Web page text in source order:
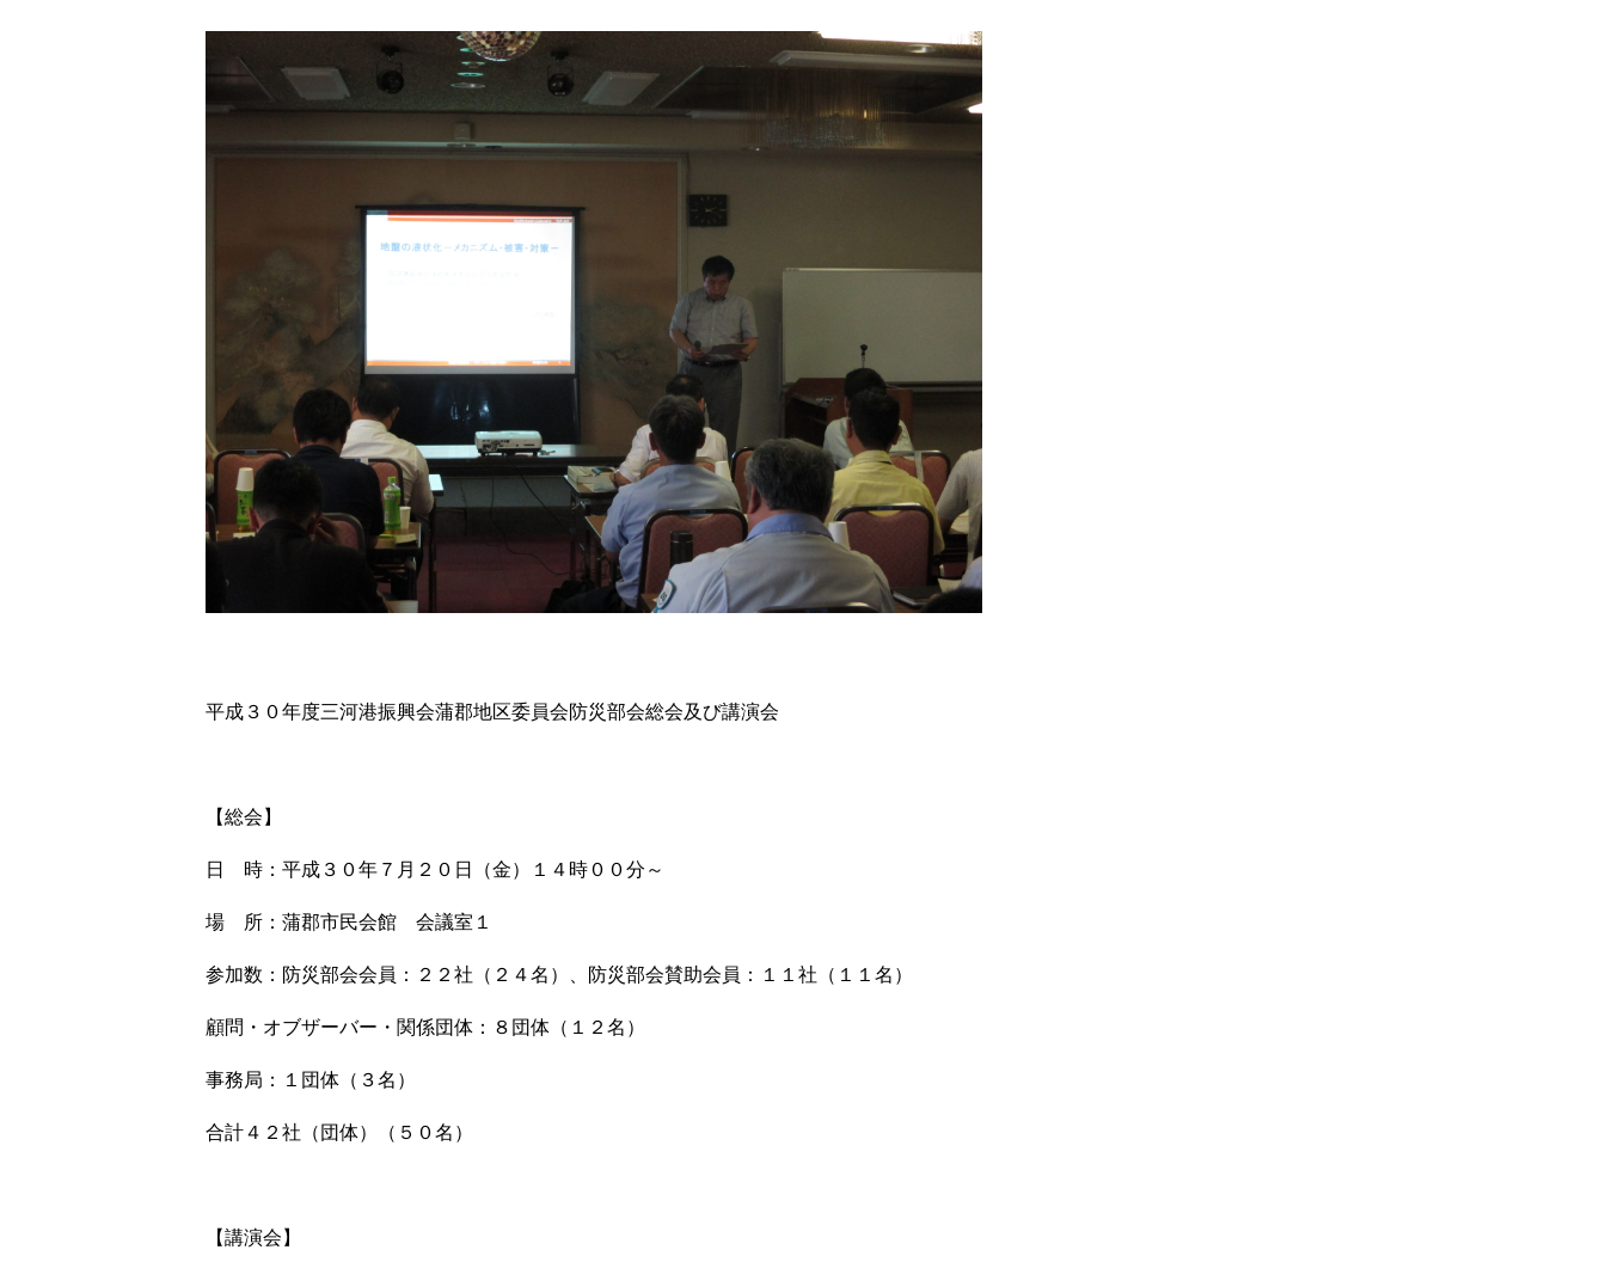
平成３０年度三河港振興会蒲郡地区委員会防災部会総会及び講演会
【総会】
日 時：平成３０年７月２０日（金）１４時００分～
場 所：蒲郡市民会館 会議室１
参加数：防災部会会員：２２社（２４名）、防災部会賛助会員：１１社（１１名）
顧問・オブザーバー・関係団体：８団体（１２名）
事務局：１団体（３名）
合計４２社（団体）（５０名）
【講演会】